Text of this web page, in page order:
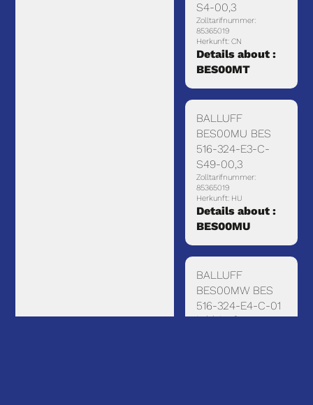
S4-00,3
Zolltarifnummer:
85365019
Herkunft: CN
Details about :
BES00MT
BALLUFF
BES00MU BES
516-324-E3-C-
S49-00,3
Zolltarifnummer:
85365019
Herkunft: HU
Details about :
BES00MU
BALLUFF
BES00MW BES
516-324-E4-C-01
Induktiver Sensor